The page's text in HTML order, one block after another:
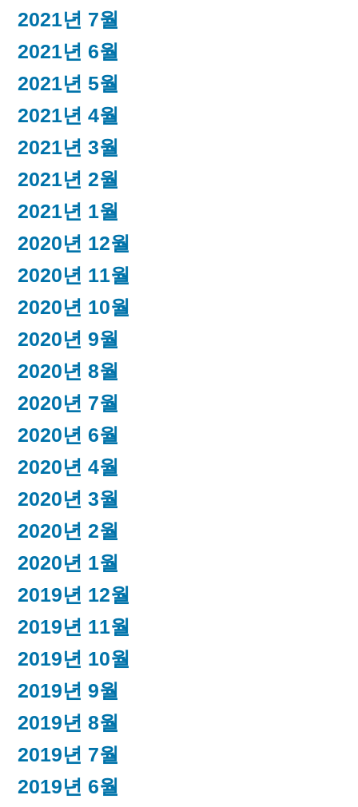
2021년 7월
2021년 6월
2021년 5월
2021년 4월
2021년 3월
2021년 2월
2021년 1월
2020년 12월
2020년 11월
2020년 10월
2020년 9월
2020년 8월
2020년 7월
2020년 6월
2020년 4월
2020년 3월
2020년 2월
2020년 1월
2019년 12월
2019년 11월
2019년 10월
2019년 9월
2019년 8월
2019년 7월
2019년 6월